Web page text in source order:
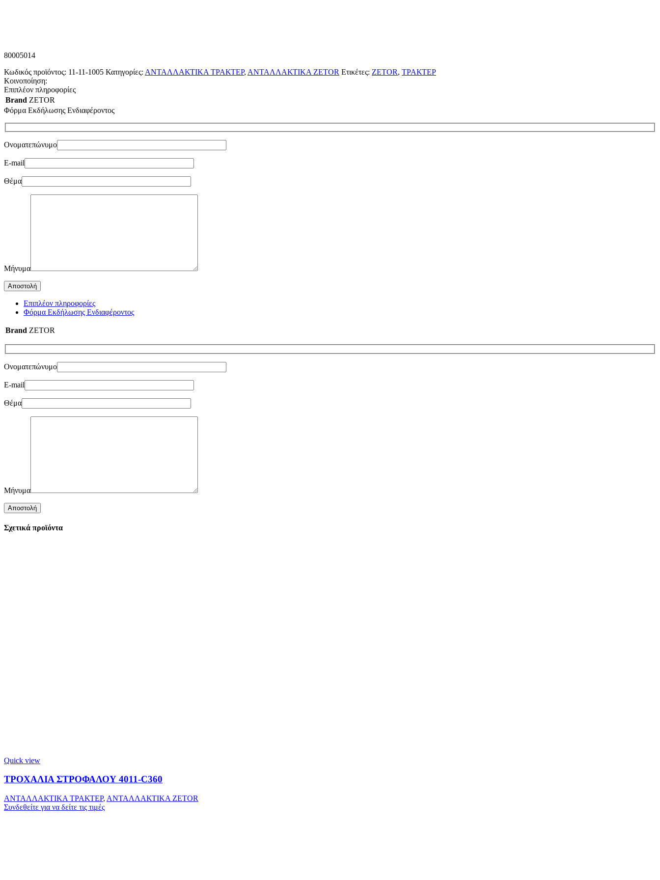
80005014
Κωδικός προϊόντος: 11-11-1005 Κατηγορίες: ΑΝΤΑΛΛΑΚΤΙΚΑ ΤΡΑΚΤΕΡ, ΑΝΤΑΛΛΑΚΤΙΚΑ ZETOR Ετικέτες: ZETOR, ΤΡΑΚΤΕΡ
Κοινοποίηση:
Επιπλέον πληροφορίες
Brand ZETOR
Φόρμα Εκδήλωσης Ενδιαφέροντος
Ονοματεπώνυμο
E-mail
Θέμα
Μήνυμα
Επιπλέον πληροφορίες
Φόρμα Εκδήλωσης Ενδιαφέροντος
Brand ZETOR
Ονοματεπώνυμο
E-mail
Θέμα
Μήνυμα
Σχετικά προϊόντα
Quick view
ΤΡΟΧΑΛΙΑ ΣΤΡΟΦΑΛΟΥ 4011-C360
ΑΝΤΑΛΛΑΚΤΙΚΑ ΤΡΑΚΤΕΡ, ΑΝΤΑΛΛΑΚΤΙΚΑ ZETOR
Συνδεθείτε για να δείτε τις τιμές